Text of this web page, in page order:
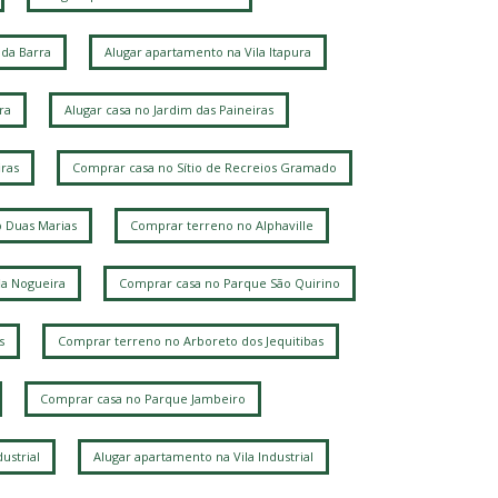
das Palmeiras
Alphaville Campinas
Chapadão
Fazenda Santa Cândida
Paraíso
Caminhos de São Conrado (Sousas)
Mimosa
Jardim Chapadao
Jardim Pauliceia
Rossi Borghi e Siqueira
Barao Geraldo
Proença
Jardim das Paineiras
Flamboyant
Parque Santa Bárbara
Chacara Santa Margarida
Taquaral
Ville Sainte Hélène
Bosque
Santa Marcelina
Chácara da Barra
Proost de Souza
Jardim dos Oliveiras
São Quirino
Estância Eudóxia (Barão Geraldo)
Manoel Ferreira
Novo Taquaral
dos Dourados
Jardim Guarani
Barra Alugar apartamento na Vila Itapura
Alugar casa no Jardim das Paineiras
Comprar casa no Sítio de Recreios Gramado
Marias Comprar terreno no Alphaville
Nogueira Comprar casa no Parque São Quirino
Comprar terreno no Arboreto dos Jequitibas
Comprar casa no Parque Jambeiro
Alugar apartamento na Vila Industrial